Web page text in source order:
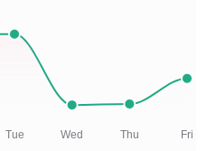
Tue Wed Thu Fri